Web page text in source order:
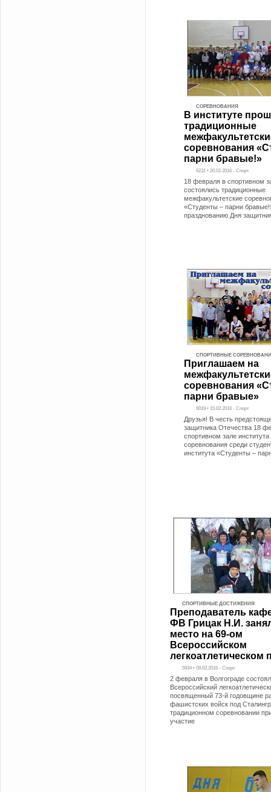
СОРЕВНОВАНИЯ
В институте
традиционные
соревнования
парни бравые!»
6231 • 20.02.2016 - Спорт
18 февраля в спортивном
состоялись традиционные
межфакультетские
«Студенты – парни
празднованию Дня
СПОРТИВНЫЕ
Приглашаем на
соревнования
парни бравые»
6019 • 15.02.2016 - Спорт
Друзья! В честь
защитника Отечества 18
спортивном зале института
соревнования среди
института «Студенты –
СПОРТИВНЫЕ ДОСТИЖЕНИЯ
Преподаватель
ФВ Грицак Н.И.
место на 69-ом
Всероссийском
легкоатлетическом
5934 • 09.02.2016 - Спорт
2 февраля в Волгограде
Всероссийский
посвященный 73-й годовщине
фашистских войск под
традиционном соревновании
участие